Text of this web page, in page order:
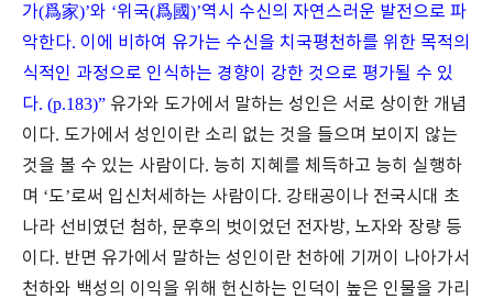
가(爲家)’와 ‘위국(爲國)’역시 수신의 자연스러운 발전으로 파
악한다. 이에 비하여 유가는 수신을 치국평천하를 위한 목적의
식적인 과정으로 인식하는 경향이 강한 것으로 평가될 수 있
다. (p.183)” 유가와 도가에서 말하는 성인은 서로 상이한 개념
이다. 도가에서 성인이란 소리 없는 것을 들으며 보이지 않는
것을 볼 수 있는 사람이다. 능히 지혜를 체득하고 능히 실행하
며 ‘도’로써 입신처세하는 사람이다. 강태공이나 전국시대 초
나라 선비였던 첨하, 문후의 벗이었던 전자방, 노자와 장량 등
이다. 반면 유가에서 말하는 성인이란 천하에 기꺼이 나아가서
천하와 백성의 이익을 위해 헌신하는 인덕이 높은 인물을 가리